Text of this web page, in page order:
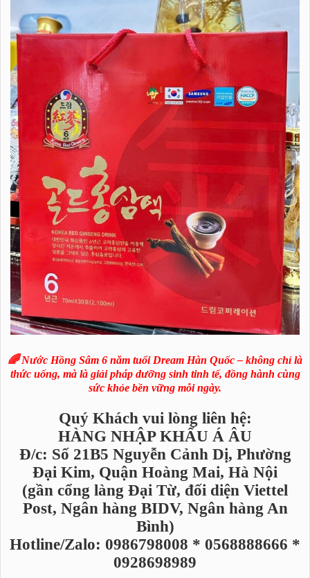
🌈 Nước Hồng Sâm 6 năm tuổi Dream Hàn Quốc – không chỉ là
thức uống, mà là giải pháp dưỡng sinh tinh tế, đồng hành cùng
sức khỏe bền vững mỗi ngày.
Quý Khách vui lòng liên hệ:
HÀNG NHẬP KHẨU Á ÂU
Đ/c: Số 21B5 Nguyễn Cảnh Dị, Phường
Đại Kim, Quận Hoàng Mai, Hà Nội
(gần cổng làng Đại Từ, đối diện Viettel
Post, Ngân hàng BIDV, Ngân hàng An
Bình)
Hotline/Zalo: 0986798008 * 0568888666 *
0928698989